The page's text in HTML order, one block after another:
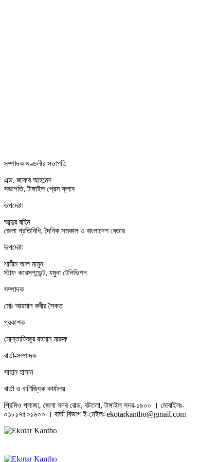
সম্পাদক মণ্ডলীর সভাপতি
এড. জাফর আহমেদ
সভাপতি, টাঙ্গাইল প্রেস ক্লাব
উপদেষ্টা
আব্দুর রহিম
জেলা প্রতিনিধি, দৈনিক সমকাল ও বাংলাদেশ বেতার
উপদেষ্টা
শামীম আল মামুন
স্টাফ করেসপন্ডেন্ট, যমুনা টেলিভিশন
সম্পাদক
মোঃ আরমান কবীর সৈকত
প্রকাশক
মোস্তাফিজুর রহমান মারুফ
বার্তা-সম্পাদক
সাহান হাসান
বার্তা ও বাণিজ্যিক কার্যালয়
প্রিমিও প্লাজা, জেলা সদর রোড, বটতলা, টাঙ্গাইল সদর-১৯০০ । মোবাইলঃ-
০১৮১৭৫০১৬০০ । বার্তা বিভাগ ই-মেইলঃ ekotarkantho@gmail.com